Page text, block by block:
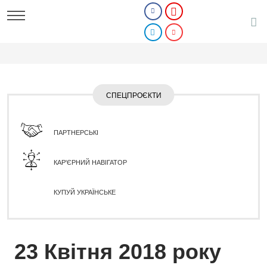
СПЕЦПРОЄКТИ
ПАРТНЕРСЬКІ
КАР'ЄРНИЙ НАВІГАТОР
КУПУЙ УКРАЇНСЬКЕ
23 Квітня 2018 року